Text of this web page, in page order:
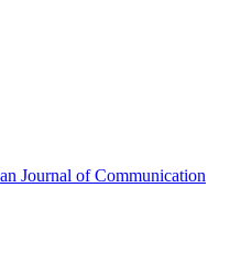
Journal of Communication